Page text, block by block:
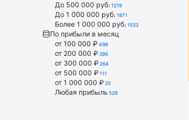
До 500 000 руб. 1219
До 1 000 000 руб. 1871
Более 1 000 000 руб. 1533
По прибыли в месяц
от 100 000 ₽ 498
от 200 000 ₽ 390
от 300 000 ₽ 264
от 500 000 ₽ 111
от 1 000 000 ₽ 25
Любая прибыль 529